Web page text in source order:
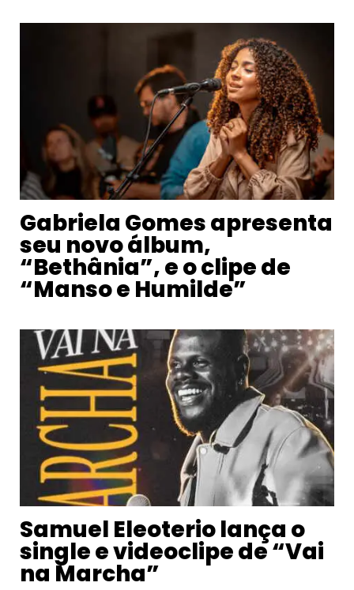
Gabriela Gomes apresenta
seu novo álbum,
“Bethânia”, e o clipe de
“Manso e Humilde”
Samuel Eleoterio lança o
single e videoclipe de “Vai
na Marcha”